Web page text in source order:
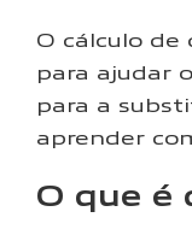
O cálculo de
para ajudar
para a
aprender
O que é